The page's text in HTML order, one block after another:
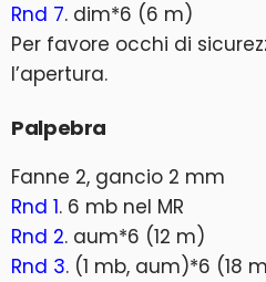
Rnd 7. dim*6 (6 m)
Per favore occhi di
l’apertura.
Palpebra
Fanne 2, gancio 2 mm
Rnd 1. 6 mb nel MR
Rnd 2. aum*6 (12 m)
Rnd 3. (1 mb, aum)*6 (18